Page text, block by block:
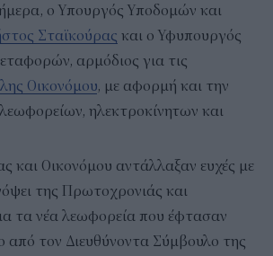
ο Υπουργός Υποδομών και
Σταϊκούρας και ο Υφυπουργός
αρμόδιος για τις
Οικονόμου, με αφορμή και την
ηλεκτροκίνητων και
και Οικονόμου αντάλλαξαν ευχές με
της Πρωτοχρονιάς και
τα νέα λεωφορεία που έφτασαν
από τον Διευθύνοντα Σύμβουλο της